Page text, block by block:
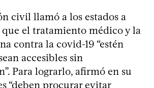
civil llamó a los estados a
el tratamiento médico y la
contra la covid-19 “estén
accesibles sin
Para lograrlo, afirmó en su
“deben procurar evitar